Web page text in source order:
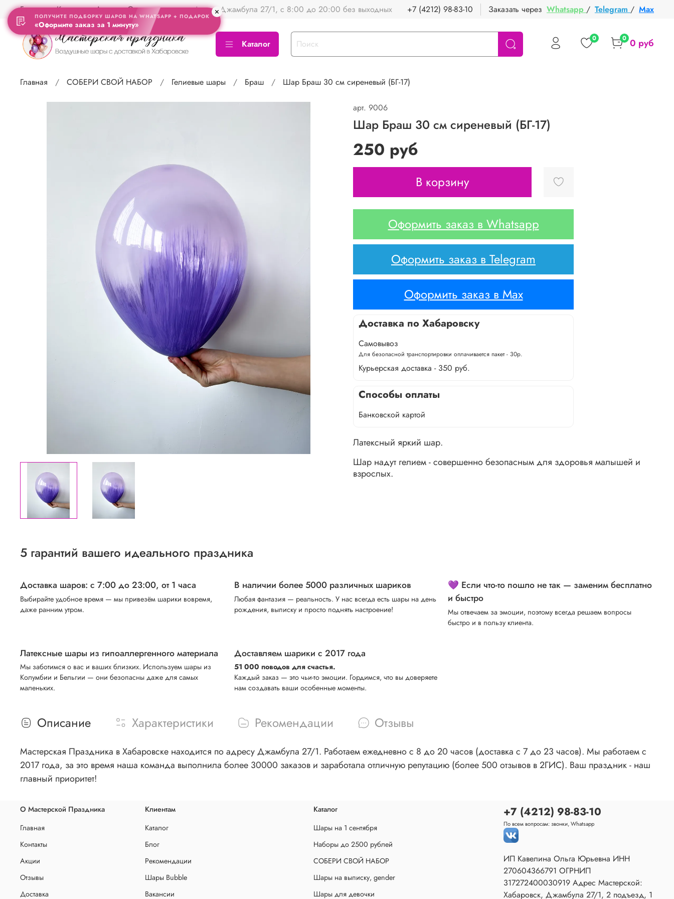
Главная Контакты Акции Отзывы Адрес Джамбула 27/1, с 8:00 до 20:00 без выходных +7 (4212) 98-83-10 Заказать через Whatsapp / Telegram / Max
Каталог 0 0 0 руб
Главная СОБЕРИ СВОЙ НАБОР Гелиевые шары Браш Шар Браш 30 см сиреневый (БГ-17)
арт. 9006
Шар Браш 30 см сиреневый (БГ-17)
250 руб
В корзину
Оформить заказ в Whatsapp
Оформить заказ в Telegram
Оформить заказ в Max
Доставка по Хабаровску
Самовывоз
Для безопасной транспортировки оплачивается пакет - 30р.
Курьерская доставка - 350 руб.
Способы оплаты
Банковской картой
Латексный яркий шар.
Шар надут гелием - совершенно безопасным для здоровья малышей и
взрослых.
5 гарантий вашего идеального праздника
Доставка шаров: с 7:00 до 23:00, от 1 часа
Выбирайте удобное время — мы привезём шарики вовремя,
даже ранним утром.
В наличии более 5000 различных шариков
Любая фантазия — реальность. У нас всегда есть шары на день
рождения, выписку и просто поднять настроение!
💜 Если что-то пошло не так — заменим бесплатно
и быстро
Мы отвечаем за эмоции, поэтому всегда решаем вопросы
быстро и в пользу клиента.
Латексные шары из гипоаллергенного материала
Мы заботимся о вас и ваших близких. Используем шары из
Колумбии и Бельгии — они безопасны даже для самых
маленьких.
Доставляем шарики с 2017 года
51 000 поводов для счастья.
Каждый заказ — это чьи-то эмоции. Гордимся, что вы доверяете
нам создавать ваши особенные моменты.
Описание Характеристики Рекомендации Отзывы
Мастерская Праздника в Хабаровске находится по адресу Джамбула 27/1. Работаем ежедневно с 8 до 20 часов (доставка с 7 до 23 часов). Мы работаем с
2017 года, за это время наша команда выполнила более 30000 заказов и заработала отличную репутацию (более 500 отзывов в 2ГИС). Ваш праздник - наш
главный приоритет!
О Мастерской Праздника
Главная
Контакты
Акции
Отзывы
Доставка
Клиентам
Каталог
Блог
Рекомендации
Шары Bubble
Вакансии
Каталог
Шары на 1 сентября
Наборы до 2500 рублей
СОБЕРИ СВОЙ НАБОР
Шары на выписку, gender
Шары для девочки
+7 (4212) 98-83-10
По всем вопросам: звонки, Whatsapp
ИП Кавелина Ольга Юрьевна ИНН
270604366791 ОГРНИП
317272400030919 Адрес Мастерской:
Хабаровск, Джамбула 27/1, 2 подъезд, 1
ПОЛУЧИТЕ ПОДБОРКУ ШАРОВ НА WHATSAPP + ПОДАРОК
«Оформите заказ за 1 минуту»